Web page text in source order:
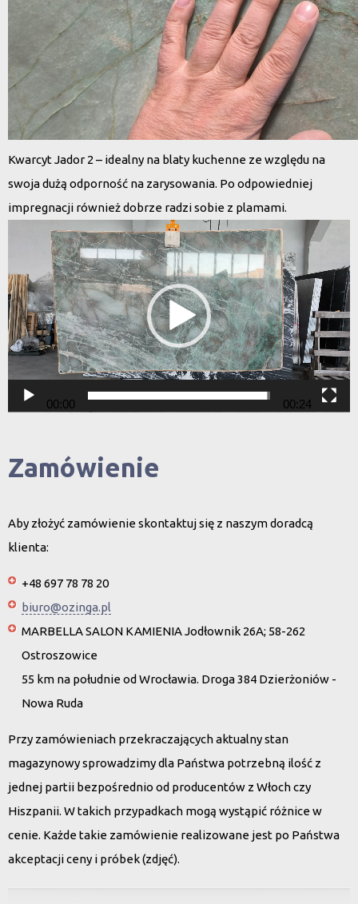
Kwarcyt Jador 2 – idealny na blaty kuchenne ze względu na
swoja dużą odporność na zarysowania. Po odpowiedniej
impregnacji również dobrze radzi sobie z plamami.
Odtwarzacz
00:00 00:24
Zamówienie
Aby złożyć zamówienie skontaktuj się z naszym doradcą
klienta:
+48 697 78 78 20
biuro@ozinga.pl
MARBELLA SALON KAMIENIA Jodłownik 26A; 58-262
Ostroszowice
55 km na południe od Wrocławia. Droga 384 Dzierżoniów -
Nowa Ruda
Przy zamówieniach przekraczających aktualny stan
magazynowy sprowadzimy dla Państwa potrzebną ilość z
jednej partii bezpośrednio od producentów z Włoch czy
Hiszpanii. W takich przypadkach mogą wystąpić różnice w
cenie. Każde takie zamówienie realizowane jest po Państwa
akceptacji ceny i próbek (zdjęć).